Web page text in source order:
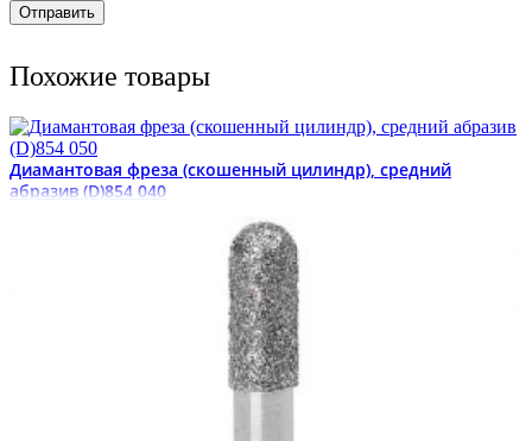
Похожие товары
Диамантовая фреза (скошенный цилиндр), средний
абразив (D)854 040